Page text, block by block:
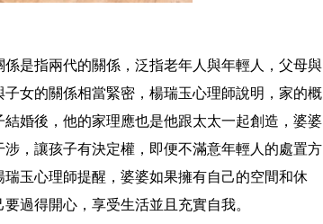
是指兩代的關係，泛指老年人與年輕人，父母與
女的關係相當緊密，楊瑞玉心理師說明，家的概
婚後，他的家理應也是他跟太太一起創造，婆婆
，讓孩子有決定權，即便不滿意年輕人的處置方
玉心理師提醒，婆婆如果擁有自己的空間和休
過得開心，享受生活並且充實自我。